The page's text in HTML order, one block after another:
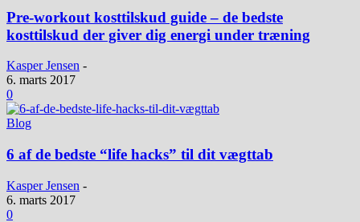
Pre-workout kosttilskud guide – de bedste
kosttilskud der giver dig energi under træning
Kasper Jensen -
6. marts 2017
0
Blog
6 af de bedste “life hacks” til dit vægttab
Kasper Jensen -
6. marts 2017
0